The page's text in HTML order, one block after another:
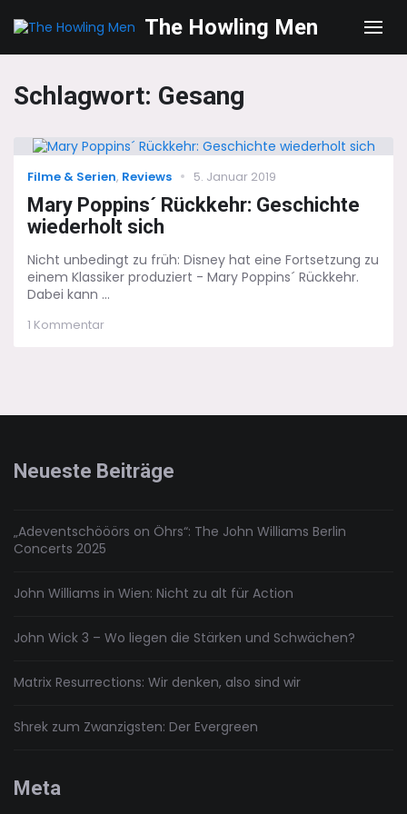
The Howling Men
Schlagwort: Gesang
Categories
Filme & Serien, Reviews
Posted
5. Januar 2019
Mary Poppins´ Rückkehr: Geschichte
wiederholt sich
Nicht unbedingt zu früh: Disney hat eine Fortsetzung zu
einem Klassiker produziert - Mary Poppins´ Rückkehr.
Dabei kann ...
1 Kommentarzu
Neueste Beiträge
„Adeventschööörs on Öhrs“: The John Williams Berlin
Concerts 2025
John Williams in Wien: Nicht zu alt für Action
John Wick 3 – Wo liegen die Stärken und Schwächen?
Matrix Resurrections: Wir denken, also sind wir
Shrek zum Zwanzigsten: Der Evergreen
Meta